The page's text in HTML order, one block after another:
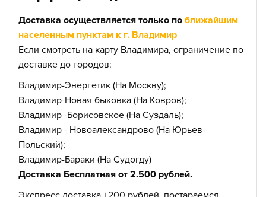
Доставка осуществляется только по ближайшим
населенным пунктам к г. Владимир
Если смотреть на карту Владимира, ограничение по
доставке до городов:
Владимир-Энергетик (На Москву);
Владимир-Новая быковка (На Ковров);
Владимир -Борисовское (На Суздаль);
Владимир - Новоалександрово (На Юрьев-
Польский);
Владимир-Бараки (На Судогду)
Доставка Бесплатная от 2.500 рублей.